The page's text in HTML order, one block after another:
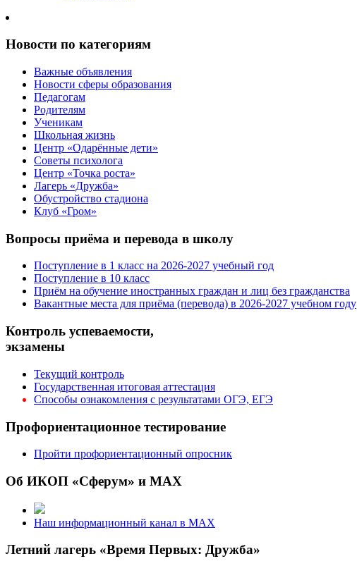
Новости по категориям
Важные объявления
Новости сферы образования
Педагогам
Родителям
Ученикам
Школьная жизнь
Центр «Одарённые дети»
Советы психолога
Центр «Точка роста»
Лагерь «Дружба»
Обустройство стадиона
Клуб «Гром»
Вопросы приёма и перевода в школу
Поступление в 1 класс на 2026-2027 учебный год
Поступление в 10 класс
Приём на обучение иностранных граждан и лиц без гражданства
Вакантные места для приёма (перевода) в 2026-2027 учебном году
Контроль успеваемости,
экзамены
Текущий контроль
Государственная итоговая аттестация
Способы ознакомления с результатами ОГЭ, ЕГЭ
Профориентационное тестирование
Пройти профориентационный опросник
Об ИКОП «Сферум» и MAX
Наш информационный канал в MAX
Летний лагерь «Время Первых: Дружба»